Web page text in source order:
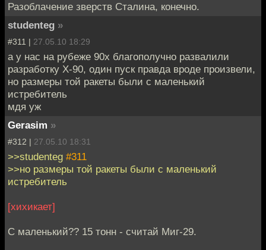
Разоблачение зверств Сталина, конечно.
studenteg »
#311 | 27.05.10 18:29
а у нас на рубеже 90х благополучно развалили
разработку Х-90, один пуск правда вроде произвели,
но размеры той ракеты были с маленький
истребитель
мдя уж
Gerasim »
#312 | 27.05.10 18:31
>>studenteg #311
>>но размеры той ракеты были с маленький
истребитель
[хихикает]
С маленький?? 15 тонн - считай Миг-29.